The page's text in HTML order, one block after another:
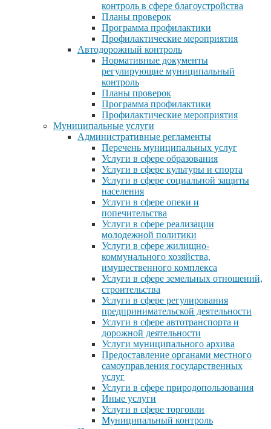
контроль в сфере благоустройства
Планы проверок
Программа профилактики
Профилактические мероприятия
Автодорожный контроль
Нормативные документы
регулирующие муниципальный
контроль
Планы проверок
Программа профилактики
Профилактические мероприятия
Муниципальные услуги
Административные регламенты
Перечень муниципальных услуг
Услуги в сфере образования
Услуги в сфере культуры и спорта
Услуги в сфере социальной защиты
населения
Услуги в сфере опеки и
попечительства
Услуги в сфере реализации
молодежной политики
Услуги в сфере жилищно-
коммунального хозяйства,
имущественного комплекса
Услуги в сфере земельных отношений,
строительства
Услуги в сфере регулирования
предпринимательской деятельности
Услуги в сфере автотранспорта и
дорожной деятельности
Услуги муниципального архива
Предоставление органами местного
самоуправления государственных
услуг
Услуги в сфере природопользования
Иные услуги
Услуги в сфере торговли
Муниципальный контроль